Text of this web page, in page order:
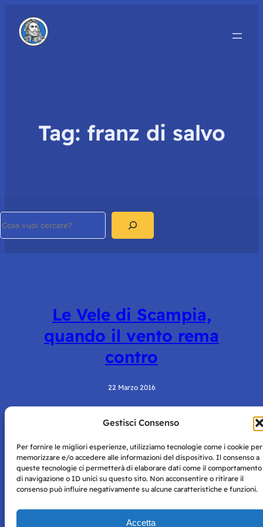
Gestisci Consenso
Per fornire le migliori esperienze, utilizziamo tecnologie come i cookie per
memorizzare e/o accedere alle informazioni del dispositivo. Il consenso a
queste tecnologie ci permetterà di elaborare dati come il comportamento
di navigazione o ID unici su questo sito. Non acconsentire o ritirare il
consenso può influire negativamente su alcune caratteristiche e funzioni.
Accetta
Tag: franz di salvo
Le Vele di Scampia,
quando il vento rema
contro
22 Marzo 2016
Napoli con autorizzazione numero 38 del 25/9/2019.
Tutte le immagini e i contenuti su questo sito sono forniti